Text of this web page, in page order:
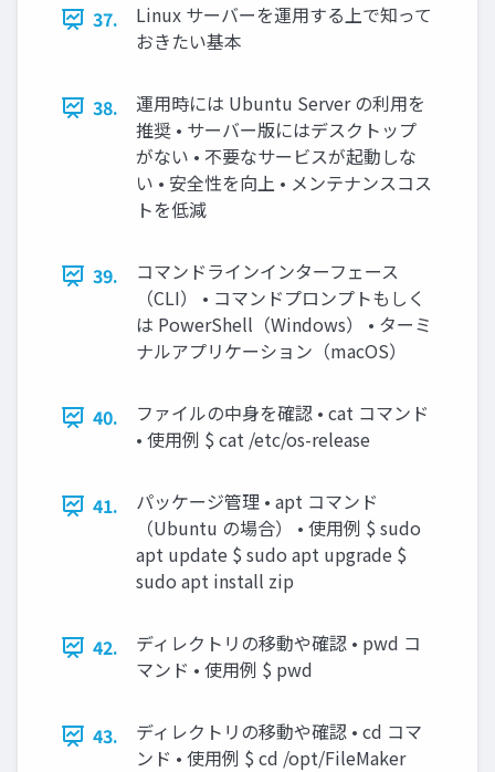
37.
Linux サーバーを運用する上で知って
おきたい基本
38.
運用時には Ubuntu Server の利用を
推奨 • サーバー版にはデスクトップ
がない • 不要なサービスが起動しな
い • 安全性を向上 • メンテナンスコス
トを低減
39.
コマンドラインインターフェース
（CLI） • コマンドプロンプトもしく
は PowerShell（Windows） • ターミ
ナルアプリケーション（macOS）
40.
ファイルの中身を確認 • cat コマンド
• 使用例 $ cat /etc/os-release
41.
パッケージ管理 • apt コマンド
（Ubuntu の場合） • 使用例 $ sudo
apt update $ sudo apt upgrade $
sudo apt install zip
42.
ディレクトリの移動や確認 • pwd コ
マンド • 使用例 $ pwd
43.
ディレクトリの移動や確認 • cd コマ
ンド • 使用例 $ cd /opt/FileMaker